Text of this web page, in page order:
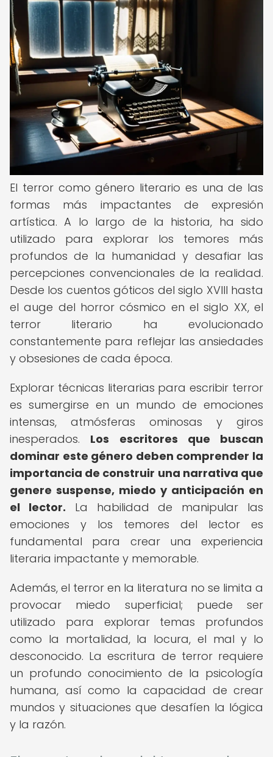
El terror como género literario es una de las
formas más impactantes de expresión
artística. A lo largo de la historia, ha sido
utilizado para explorar los temores más
profundos de la humanidad y desafiar las
percepciones convencionales de la realidad.
Desde los cuentos góticos del siglo XVIII hasta
el auge del horror cósmico en el siglo XX, el
terror literario ha evolucionado
constantemente para reflejar las ansiedades
y obsesiones de cada época.
Explorar técnicas literarias para escribir terror
es sumergirse en un mundo de emociones
intensas, atmósferas ominosas y giros
inesperados. Los escritores que buscan
dominar este género deben comprender la
importancia de construir una narrativa que
genere suspense, miedo y anticipación en
el lector. La habilidad de manipular las
emociones y los temores del lector es
fundamental para crear una experiencia
literaria impactante y memorable.
Además, el terror en la literatura no se limita a
provocar miedo superficial; puede ser
utilizado para explorar temas profundos
como la mortalidad, la locura, el mal y lo
desconocido. La escritura de terror requiere
un profundo conocimiento de la psicología
humana, así como la capacidad de crear
mundos y situaciones que desafíen la lógica
y la razón.